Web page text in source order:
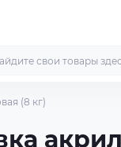
(8 кг)